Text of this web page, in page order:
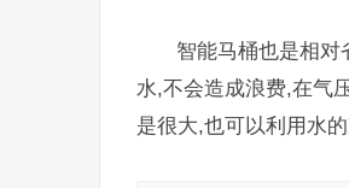
智能马桶也是相对
水,不会造成浪费,在气
是很大,也可以利用水